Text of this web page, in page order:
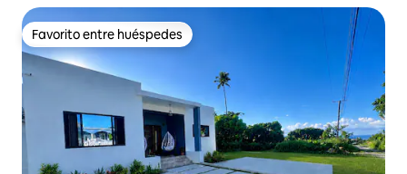
Favorito entre huéspedes
Favorito entre huéspedes